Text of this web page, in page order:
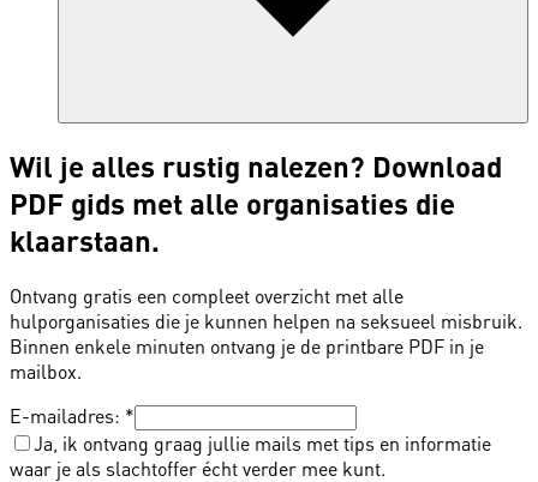
Wil je alles rustig nalezen? Download
PDF gids met alle organisaties die
klaarstaan.
Ontvang gratis een compleet overzicht met alle
hulporganisaties die je kunnen helpen na seksueel misbruik.
Binnen enkele minuten ontvang je de printbare PDF in je
mailbox.
E-mailadres: *
Ja, ik ontvang graag jullie mails met tips en informatie
waar je als slachtoffer écht verder mee kunt.